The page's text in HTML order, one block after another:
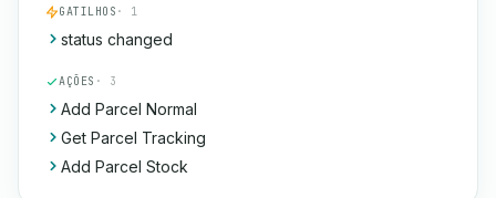
GATILHOS · 1
status changed
AÇÕES · 3
Add Parcel Normal
Get Parcel Tracking
Add Parcel Stock